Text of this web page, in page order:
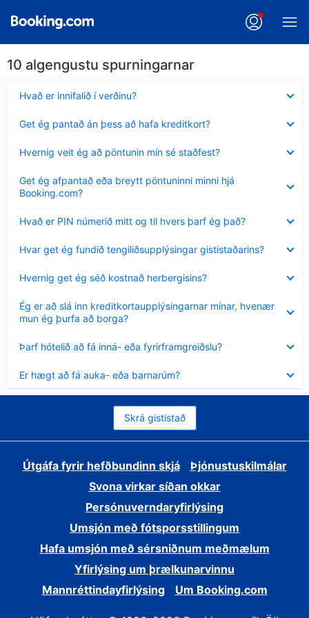
10 algengustu spurningarnar
Hvað er innifalið í verðinu?
sýnt
Get ég pantað án þess að hafa kreditkort?
sýnt
Hvernig veit ég að pöntunin mín sé staðfest?
sýnt
Get ég afpantað eða breytt pöntuninni minni hjá
Booking.com?
sýnt
Hvað er PIN númerið mitt og til hvers þarf ég það?
sýnt
Hvar get ég fundið tengiliðsupplýsingar gististaðarins?
sýnt
Hvernig get ég séð kostnað herbergisins?
sýnt
Ég er að slá inn kreditkortaupplýsingarnar mínar, hvenær
mun ég þurfa að borga?
Minna
sýnt
Þarf hótelið að fá inná- eða fyrirframgreiðslu?
sýnt
Er hægt að fá auka- eða barnarúm?
sýnt
Skrá gististað
Útgáfa fyrir hefðbundinn skjá
Þjónustuskilmálar
Svona virkar síðan okkar
Persónuverndaryfirlýsing
Umsjón með fótsporsstillingum
Hafa umsjón með sérsniðnum meðmælum
Yfirlýsing um þrælkunarvinnu
Mannréttindayfirlýsing
Um Booking.com